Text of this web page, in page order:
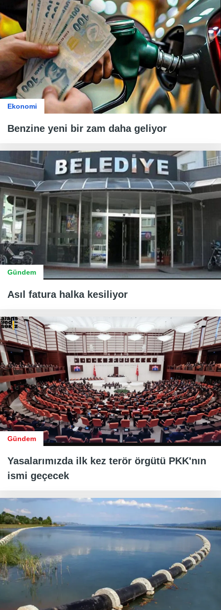
Ekonomi
Benzine yeni bir zam daha geliyor
Gündem
Asıl fatura halka kesiliyor
Gündem
Yasalarımızda ilk kez terör örgütü PKK'nın
ismi geçecek